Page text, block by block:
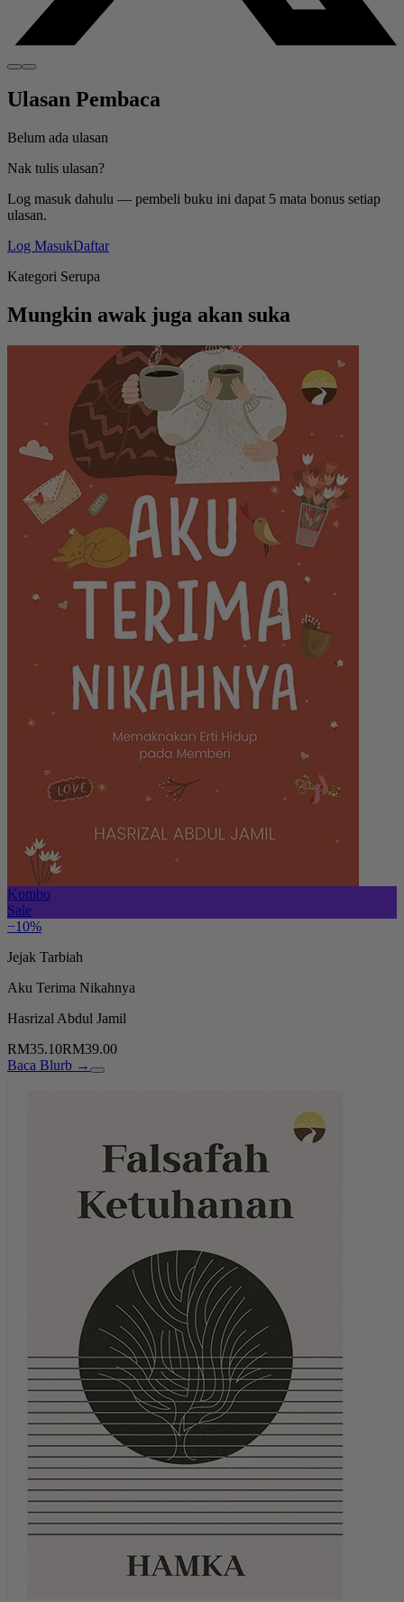
Ulasan Pembaca
Belum ada ulasan
Nak tulis ulasan?
Log masuk dahulu — pembeli buku ini dapat 5 mata bonus setiap
ulasan.
Log MasukDaftar
Kategori Serupa
Mungkin awak juga akan suka
Kombo
Sale
−10%
Jejak Tarbiah
Aku Terima Nikahnya
Hasrizal Abdul Jamil
RM35.10RM39.00
Baca Blurb →